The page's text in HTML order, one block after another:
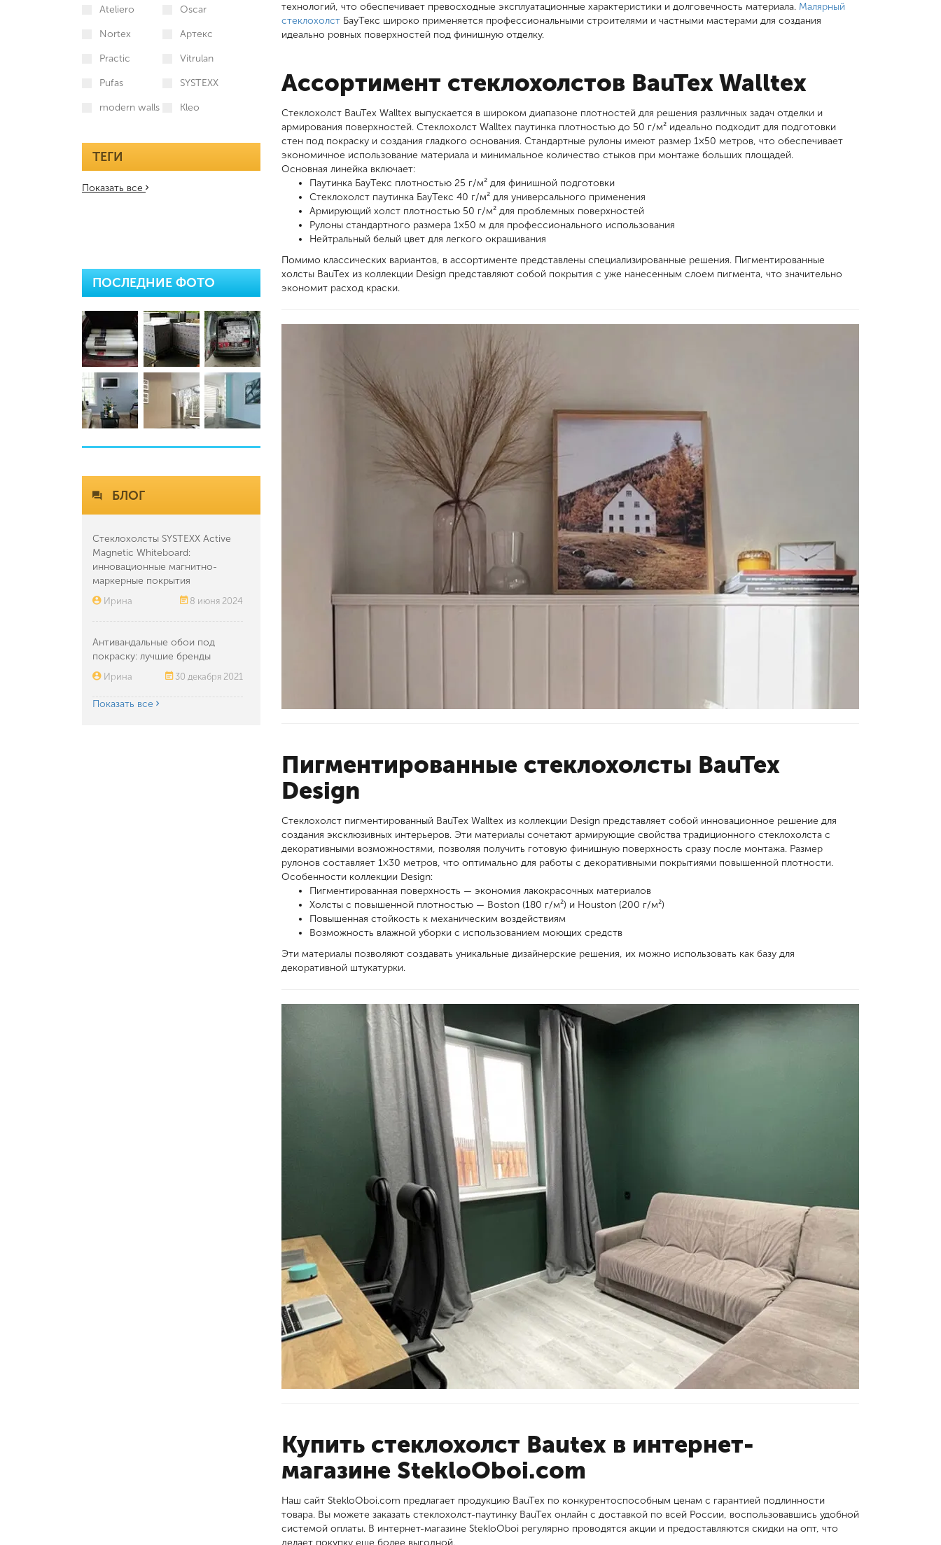
Ateliero Oscar
Nortex Артекс
Practic Vitrulan
Pufas SYSTEXX
modern walls Kleo
ТЕГИ
Показать все
ПОСЛЕДНИЕ ФОТО
БЛОГ
Стеклохолсты SYSTEXX Active
Magnetic Whiteboard:
инновационные магнитно-
маркерные покрытия
Ирина 8 июня 2024
Антивандальные обои под
покраску: лучшие бренды
Ирина 30 декабря 2021
Показать все
технологий, что обеспечивает превосходные эксплуатационные характеристики и долговечность материала. Малярный
стеклохолст БауТекс широко применяется профессиональными строителями и частными мастерами для создания
идеально ровных поверхностей под финишную отделку.
Ассортимент стеклохолстов BauTex Walltex
Стеклохолст BauTex Walltex выпускается в широком диапазоне плотностей для решения различных задач отделки и
армирования поверхностей. Стеклохолст Walltex паутинка плотностью до 50 г/м² идеально подходит для подготовки
стен под покраску и создания гладкого основания. Стандартные рулоны имеют размер 1×50 метров, что обеспечивает
экономичное использование материала и минимальное количество стыков при монтаже больших площадей.
Основная линейка включает:
Паутинка БауТекс плотностью 25 г/м² для финишной подготовки
Стеклохолст паутинка БауТекс 40 г/м² для универсального применения
Армирующий холст плотностью 50 г/м² для проблемных поверхностей
Рулоны стандартного размера 1×50 м для профессионального использования
Нейтральный белый цвет для легкого окрашивания
Помимо классических вариантов, в ассортименте представлены специализированные решения. Пигментированные
холсты BauTex из коллекции Design представляют собой покрытия с уже нанесенным слоем пигмента, что значительно
экономит расход краски.
Пигментированные стеклохолсты BauTex
Design
Стеклохолст пигментированный BauTex Walltex из коллекции Design представляет собой инновационное решение для
создания эксклюзивных интерьеров. Эти материалы сочетают армирующие свойства традиционного стеклохолста с
декоративными возможностями, позволяя получить готовую финишную поверхность сразу после монтажа. Размер
рулонов составляет 1×30 метров, что оптимально для работы с декоративными покрытиями повышенной плотности.
Особенности коллекции Design:
Пигментированная поверхность — экономия лакокрасочных материалов
Холсты с повышенной плотностью — Boston (180 г/м²) и Houston (200 г/м²)
Повышенная стойкость к механическим воздействиям
Возможность влажной уборки с использованием моющих средств
Эти материалы позволяют создавать уникальные дизайнерские решения, их можно использовать как базу для
декоративной штукатурки.
Купить стеклохолст Bautex в интернет-
магазине StekloOboi.com
Наш сайт StekloOboi.com предлагает продукцию BauTex по конкурентоспособным ценам с гарантией подлинности
товара. Вы можете заказать стеклохолст-паутинку BauTex онлайн с доставкой по всей России, воспользовавшись удобной
системой оплаты. В интернет-магазине StekloOboi регулярно проводятся акции и предоставляются скидки на опт, что
делает покупку еще более выгодной.